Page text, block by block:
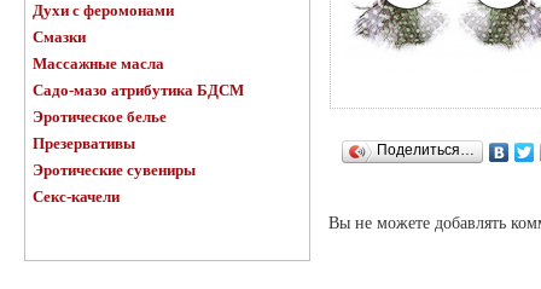
Духи с феромонами
Смазки
Массажные масла
Садо-мазо атрибутика БДСМ
Эротическое белье
Презервативы
Эротические сувениры
Секс-качели
Поделиться…
Вы не можете добавлять